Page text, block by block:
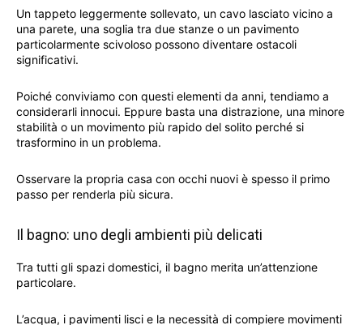
Un tappeto leggermente sollevato, un cavo lasciato vicino a
una parete, una soglia tra due stanze o un pavimento
particolarmente scivoloso possono diventare ostacoli
significativi.
Poiché conviviamo con questi elementi da anni, tendiamo a
considerarli innocui. Eppure basta una distrazione, una minore
stabilità o un movimento più rapido del solito perché si
trasformino in un problema.
Osservare la propria casa con occhi nuovi è spesso il primo
passo per renderla più sicura.
Il bagno: uno degli ambienti più delicati
Tra tutti gli spazi domestici, il bagno merita un’attenzione
particolare.
L’acqua, i pavimenti lisci e la necessità di compiere movimenti